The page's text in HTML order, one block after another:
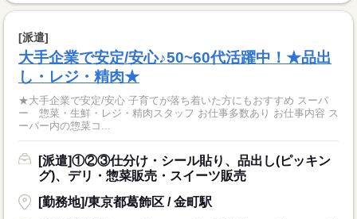
[派遣]
大手企業で安定/安心♪50~60代活躍中！★品出
し・レジ・精肉★
★大手企業で安定/安心 子育てが落ち着いた方にもおすすめ スーパ
ー 惣菜・生鮮・レジ・精肉スタッフ お仕事多数あり お仕事内容 ス
ーパー内の惣菜コ...
[派遣]①②③仕分け・シール貼り、品出し(ピッキン
グ)、デリ・惣菜販売・スイーツ販売
[勤務地]/東京都葛飾区 / 金町駅